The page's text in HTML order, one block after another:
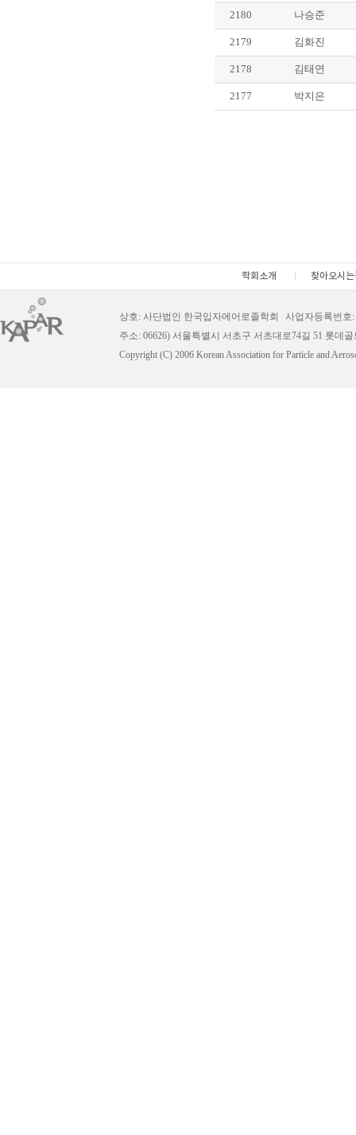
2180 나승준
2179 김화진
2178 김태연
2177 박지은
학회소개 찾아오시는
상호: 사단법인 한국입자에어로졸학회
사업자등록번호
주소: 06626) 서울특별시 서초구 서초대로74길 51 롯데
Copyright (C) 2006 Korean Association for Particle and